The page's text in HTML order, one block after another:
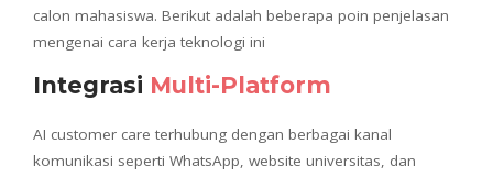
calon mahasiswa. Berikut adalah beberapa poin penjelasan
mengenai cara kerja teknologi ini
Integrasi Multi-Platform
AI customer care terhubung dengan berbagai kanal
komunikasi seperti WhatsApp, website universitas, dan